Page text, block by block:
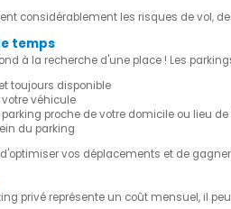
considérablement les risques de vol,
temps
à la recherche d'une place ! Les
toujours disponible
véhicule
proche de votre domicile ou lieu
du parking
vos déplacements et de
privé représente un coût mensuel, il